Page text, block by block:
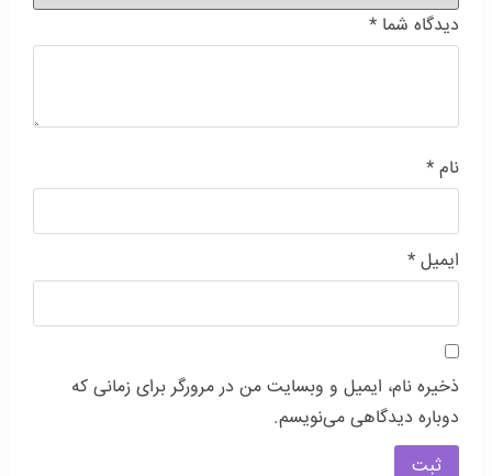
دیدگاه شما *
نام *
ایمیل *
ذخیره نام، ایمیل و وبسایت من در مرورگر برای زمانی که
دوباره دیدگاهی می‌نویسم.